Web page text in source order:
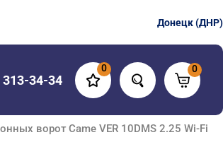
Донецк (ДНР)
313-34-34
0 0
ворот Came VER 10DMS 2.25 Wi-Fi